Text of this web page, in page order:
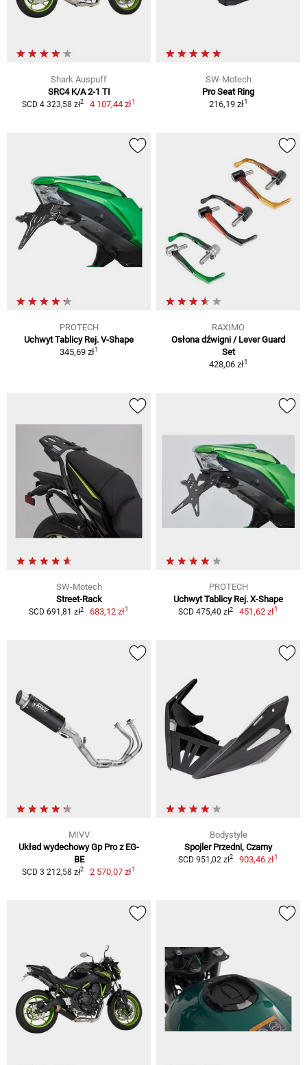
Shark Auspuff
SRC4 K/A 2-1 TI
SCD 4 323,58 zł2 4 107,44 zł1
SW-Motech
Pro Seat Ring
216,19 zł1
PROTECH
Uchwyt Tablicy Rej. V-Shape
345,69 zł1
RAXIMO
Osłona dźwigni / Lever Guard
Set
428,06 zł1
SW-Motech
Street-Rack
SCD 691,81 zł2 683,12 zł1
PROTECH
Uchwyt Tablicy Rej. X-Shape
SCD 475,40 zł2 451,62 zł1
MIVV
Układ wydechowy Gp Pro z EG-
BE
SCD 3 212,58 zł2 2 570,07 zł1
Bodystyle
Spojler Przedni, Czarny
SCD 951,02 zł2 903,46 zł1